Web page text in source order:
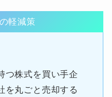
軽減策
つ株式を買い手企
を丸ごと売却する